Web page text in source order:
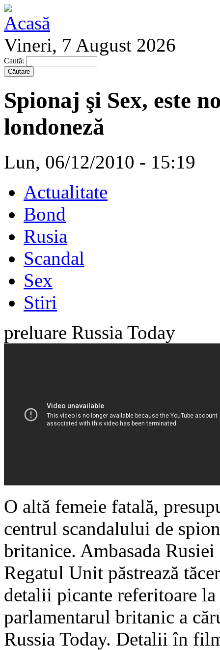
Vineri, 7 August 2026
Caută:
Spionaj şi Sex, este
londoneză
Lun, 06/12/2010 - 15:19
Actualitate
Bond
Rusia
Scandal
Sex
Stiri
preluare Russia Today
O altă femeie fatală,
centrul scandalului de
britanice. Ambasada
Regatul Unit păstrează
detalii picante referitoare
parlamentarul britanic a
Russia Today. Detalii în